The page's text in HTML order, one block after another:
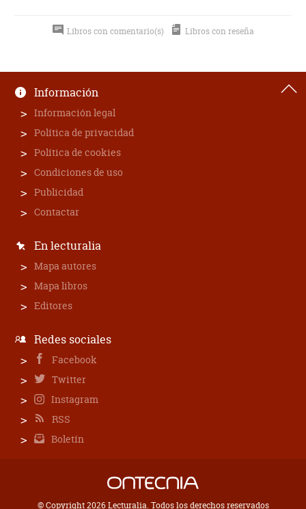
Libros con comentario(s) Libros con reseña
Información
Información legal
Política de privacidad
Política de cookies
Condiciones de uso
Publicidad
Contactar
En lecturalia
Mapa autores
Mapa libros
Editores
Redes sociales
Facebook
Twitter
Instagram
RSS
Boletín
© Copyright 2026 Lecturalia. Todos los derechos reservados